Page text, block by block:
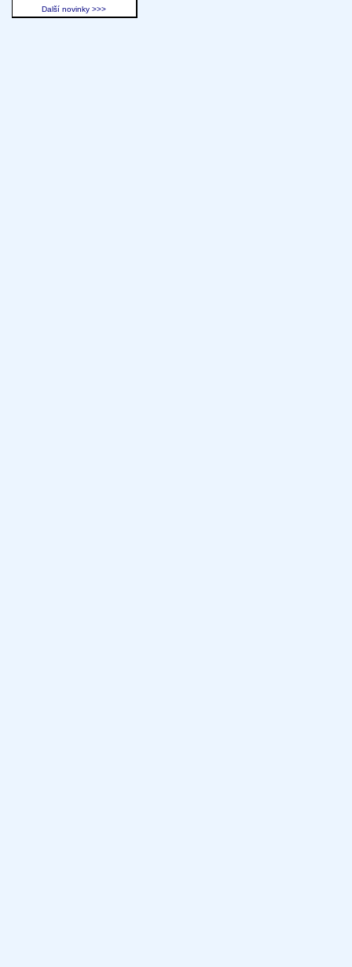
Další novinky >>>